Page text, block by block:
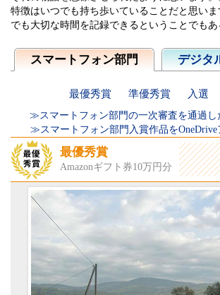
特徴はいつでも持ち歩いていることだと思い
でも大切な時間を記録できるということでもあ
スマートフォン部門 デジタ
最優秀賞 準優秀賞 入選
≫スマートフォン部門の一次審査を通過し
≫スマートフォン部門入賞作品をOneDrive
最優秀賞
Amazonギフト券10万円分